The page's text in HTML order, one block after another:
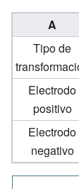
A
Tipo de
Electrodo
positivo
Electrodo
negativo